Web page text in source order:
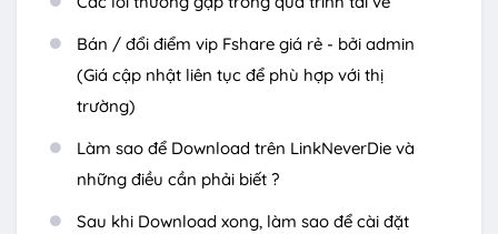
Bán / đổi điểm vip Fshare giá rẻ - bởi admin
(Giá cập nhật liên tục để phù hợp với thị
trường)
Làm sao để Download trên LinkNeverDie và
những điều cần phải biết ?
Sau khi Download xong, làm sao để cài đặt